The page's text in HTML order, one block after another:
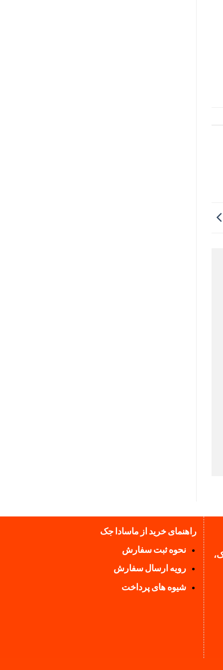
راهنمای خرید از ماسادا جک
نحوه ثبت سفارش
رویه ارسال سفارش
شیوه های پرداخت